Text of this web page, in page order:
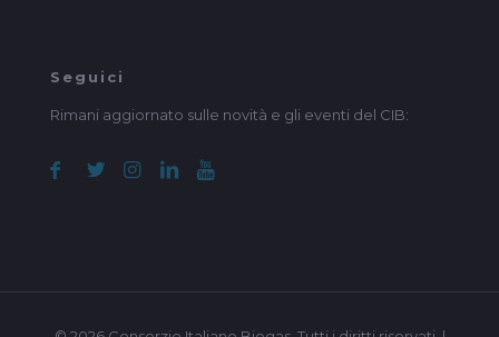
Seguici
Rimani aggiornato sulle novità e gli eventi del CIB: